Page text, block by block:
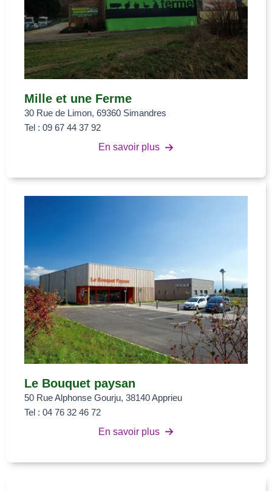
Mille et une Ferme
30 Rue de Limon, 69360 Simandres
Tel : 09 67 44 37 92
En savoir plus
Le Bouquet paysan
50 Rue Alphonse Gourju, 38140 Apprieu
Tel : 04 76 32 46 72
En savoir plus